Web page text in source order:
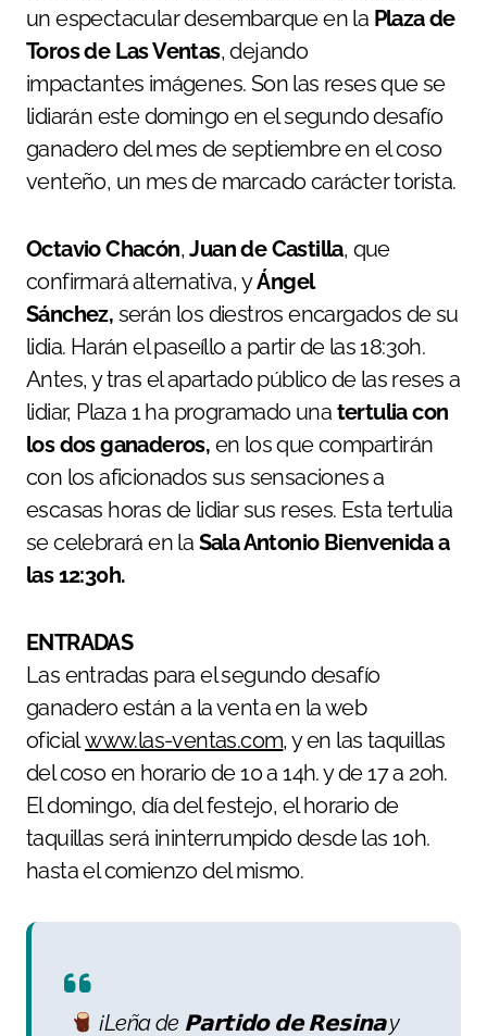
un espectacular desembarque en la Plaza de
Toros de Las Ventas, dejando
impactantes imágenes. Son las reses que se
lidiarán este domingo en el segundo desafío
ganadero del mes de septiembre en el coso
venteño, un mes de marcado carácter torista.
Octavio Chacón,Juan de Castilla, que
confirmará alternativa, yÁngel
Sánchez, serán los diestros encargados de su
lidia. Harán el paseíllo a partir de las 18:30h.
Antes, y tras el apartado público de las reses a
lidiar, Plaza 1 ha programado una tertulia con
los dos ganaderos, en los que compartirán
con los aficionados sus sensaciones a
escasas horas de lidiar sus reses. Esta tertulia
se celebrará en la Sala Antonio Bienvenida a
las 12:30h.
ENTRADAS
Las entradas para el segundo desafío
ganadero están a la venta en la web
oficialwww.las-ventas.com, y en las taquillas
del coso en horario de 10 a 14h. y de 17 a 20h.
El domingo, día del festejo, el horario de
taquillas será ininterrumpido desde las 10h.
hasta el comienzo del mismo.
¡Leña de 𝗣𝗮𝗿𝘁𝗶𝗱𝗼 𝗱𝗲 𝗥𝗲𝘀𝗶𝗻𝗮 y